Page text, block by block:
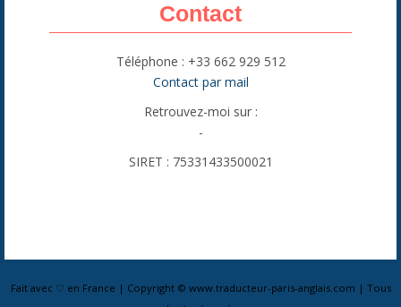
Contact
Téléphone : +33 662 929 512
Contact par mail
Retrouvez-moi sur :
-
SIRET : 75331433500021
Fait avec ♡ en France | Copyright © www.traducteur-paris-anglais.com | Tous